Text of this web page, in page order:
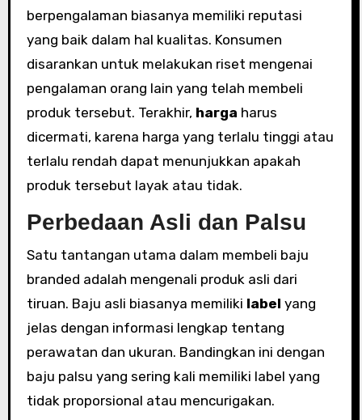
berpengalaman biasanya memiliki reputasi
yang baik dalam hal kualitas. Konsumen
disarankan untuk melakukan riset mengenai
pengalaman orang lain yang telah membeli
produk tersebut. Terakhir, harga harus
dicermati, karena harga yang terlalu tinggi atau
terlalu rendah dapat menunjukkan apakah
produk tersebut layak atau tidak.
Perbedaan Asli dan Palsu
Satu tantangan utama dalam membeli baju
branded adalah mengenali produk asli dari
tiruan. Baju asli biasanya memiliki label yang
jelas dengan informasi lengkap tentang
perawatan dan ukuran. Bandingkan ini dengan
baju palsu yang sering kali memiliki label yang
tidak proporsional atau mencurigakan.